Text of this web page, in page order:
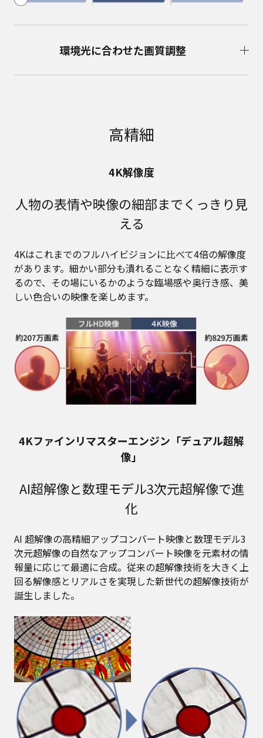
環境光に合わせた画質調整
高精細
4K解像度
人物の表情や映像の細部までくっきり見
える
4Kはこれまでのフルハイビジョンに比べて4倍の解像度
があります。細かい部分も潰れることなく精細に表示す
るので、その場にいるかのような臨場感や奥行き感、美
しい色合いの映像を楽しめます。
4Kファインリマスターエンジン「デュアル超解
像」
AI超解像と数理モデル3次元超解像で進
化
AI 超解像の高精細アップコンバート映像と数理モデル3
次元超解像の自然なアップコンバート映像を元素材の情
報量に応じて最適に合成。従来の超解像技術を大きく上
回る解像感とリアルさを実現した新世代の超解像技術が
誕生しました。